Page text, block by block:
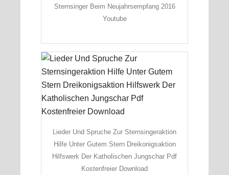
Sternsinger Beim Neujahrsempfang 2016
Youtube
Lieder Und Spruche Zur Sternsingeraktion
Hilfe Unter Gutem Stern Dreikonigsaktion
Hilfswerk Der Katholischen Jungschar Pdf
Kostenfreier Download